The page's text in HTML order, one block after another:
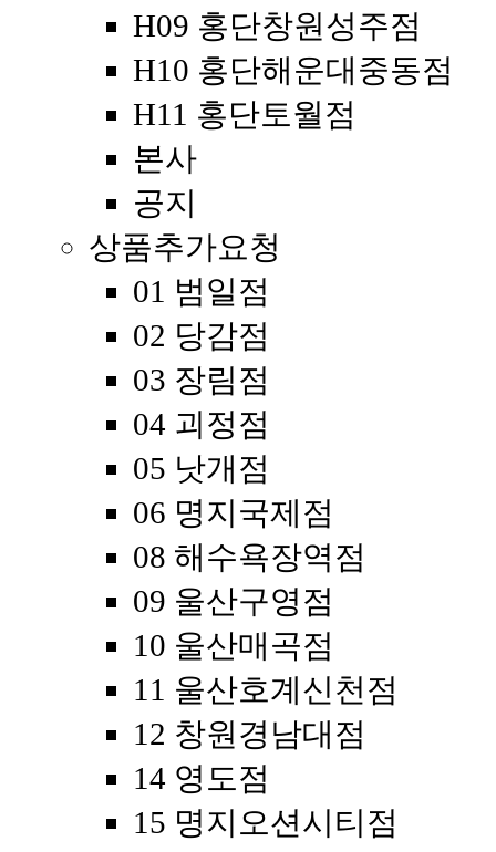
H09 홍단창원성주점
H10 홍단해운대중동점
H11 홍단토월점
본사
공지
상품추가요청
01 범일점
02 당감점
03 장림점
04 괴정점
05 낫개점
06 명지국제점
08 해수욕장역점
09 울산구영점
10 울산매곡점
11 울산호계신천점
12 창원경남대점
14 영도점
15 명지오션시티점